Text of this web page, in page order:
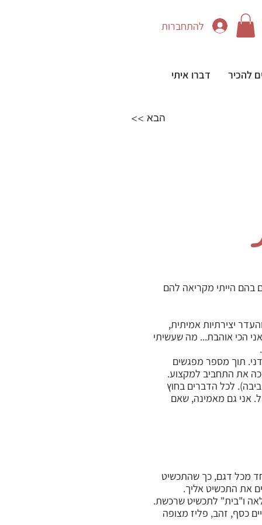
להתחברות
להכיר דברו איתי
<< הבא
בהם הייתי מקריאה להם
יצירתיות אמיתית,
הכי אוהבת... מה שעשיתי
תוך מספר מפגשים
את התחביב למקצוע.
לכל הדברים בחוץ
אני גם מאמינה, שאם
מכל דגם, כך שהתכשיט
את התכשיט אליך.
ו"בית" לתכשיט שרכשת.
כסף, זהב, פליז מצופה